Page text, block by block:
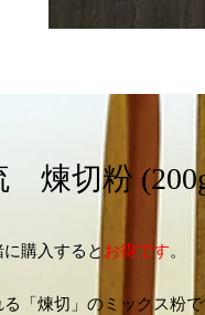
煉切粉
に購入すると お得です。
「煉切」のミックス粉で